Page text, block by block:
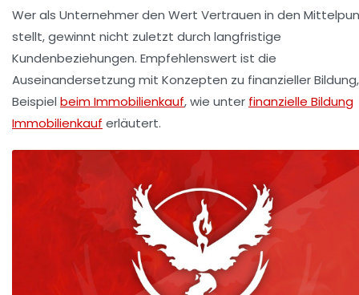
Wer als Unternehmer den Wert Vertrauen in den
stellt, gewinnt nicht zuletzt durch langfristige
Kundenbeziehungen. Empfehlenswert ist die
Auseinandersetzung mit Konzepten zu finanzieller
Beispiel beim Immobilienkauf, wie unter finanzielle Bildung
Immobilienkauf erläutert.